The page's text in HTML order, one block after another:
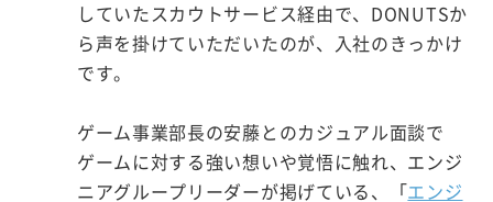
していたスカウトサービス経由で、DONUTSか
ら声を掛けていただいたのが、入社のきっかけ
です。
ゲーム事業部長の安藤とのカジュアル面談で
ゲームに対する強い想いや覚悟に触れ、エンジ
ニアグループリーダーが掲げている、「 エンジ